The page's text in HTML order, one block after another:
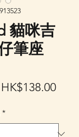
貓咪吉
筆座
HK$138.00促
格
*